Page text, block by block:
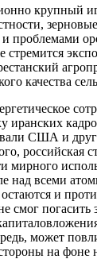
крупный
и проблемами
стремится
качества
иранских
США и
мирного
над всеми
и
смог погасить
может
на фоне